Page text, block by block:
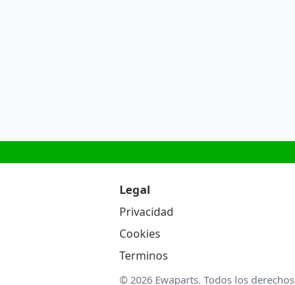
Legal
Privacidad
Cookies
Terminos
© 2026 Ewaparts. Todos los derechos